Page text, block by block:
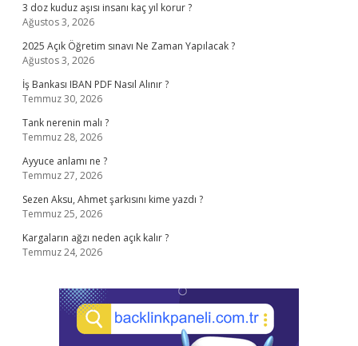
3 doz kuduz aşısı insanı kaç yıl korur ?
Ağustos 3, 2026
2025 Açık Öğretim sınavı Ne Zaman Yapılacak ?
Ağustos 3, 2026
İş Bankası IBAN PDF Nasıl Alınır ?
Temmuz 30, 2026
Tank nerenin malı ?
Temmuz 28, 2026
Ayyuce anlamı ne ?
Temmuz 27, 2026
Sezen Aksu, Ahmet şarkısını kime yazdı ?
Temmuz 25, 2026
Kargaların ağzı neden açık kalır ?
Temmuz 24, 2026